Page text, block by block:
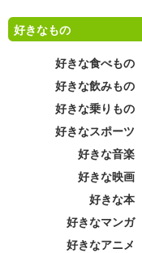
好きなもの
好きな食べもの
好きな飲みもの
好きな乗りもの
好きなスポーツ
好きな音楽
好きな映画
好きな本
好きなマンガ
好きなアニメ